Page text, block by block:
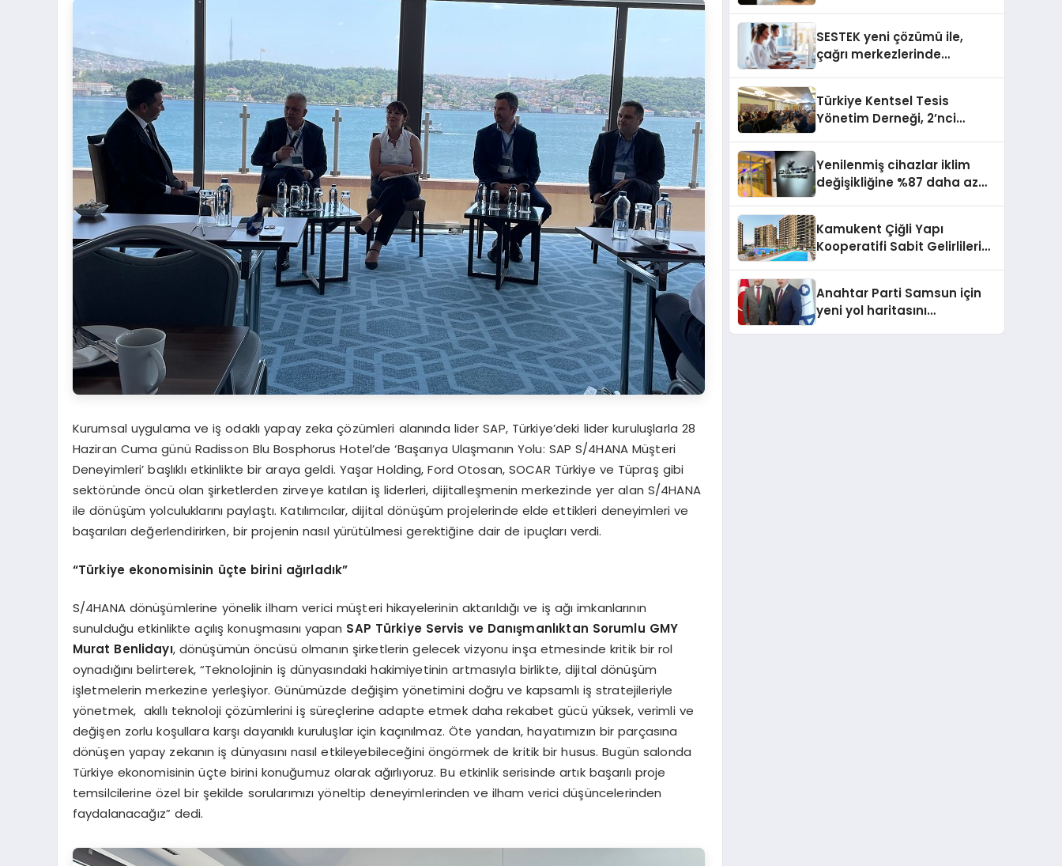
Kurumsal uygulama ve iş odaklı yapay zeka çözümleri alanında lider SAP, Türkiye’deki lider kuruluşlarla 28
Haziran Cuma günü Radisson Blu Bosphorus Hotel’de ‘Başarıya Ulaşmanın Yolu: SAP S/4HANA Müşteri
Deneyimleri’ başlıklı etkinlikte bir araya geldi. Yaşar Holding, Ford Otosan, SOCAR Türkiye ve Tüpraş gibi
sektöründe öncü olan şirketlerden zirveye katılan iş liderleri, dijitalleşmenin merkezinde yer alan S/4HANA
ile dönüşüm yolculuklarını paylaştı. Katılımcılar, dijital dönüşüm projelerinde elde ettikleri deneyimleri ve
başarıları değerlendirirken, bir projenin nasıl yürütülmesi gerektiğine dair de ipuçları verdi.
“Türkiye ekonomisinin üçte birini ağırladık”
S/4HANA dönüşümlerine yönelik ilham verici müşteri hikayelerinin aktarıldığı ve iş ağı imkanlarının
sunulduğu etkinlikte açılış konuşmasını yapan SAP Türkiye Servis ve Danışmanlıktan Sorumlu GMY
Murat Benlidayı, dönüşümün öncüsü olmanın şirketlerin gelecek vizyonu inşa etmesinde kritik bir rol
oynadığını belirterek, “Teknolojinin iş dünyasındaki hakimiyetinin artmasıyla birlikte, dijital dönüşüm
işletmelerin merkezine yerleşiyor. Günümüzde değişim yönetimini doğru ve kapsamlı iş stratejileriyle
yönetmek, akıllı teknoloji çözümlerini iş süreçlerine adapte etmek daha rekabet gücü yüksek, verimli ve
değişen zorlu koşullara karşı dayanıklı kuruluşlar için kaçınılmaz. Öte yandan, hayatımızın bir parçasına
dönüşen yapay zekanın iş dünyasını nasıl etkileyebileceğini öngörmek de kritik bir husus. Bugün salonda
Türkiye ekonomisinin üçte birini konuğumuz olarak ağırlıyoruz. Bu etkinlik serisinde artık başarılı proje
temsilcilerine özel bir şekilde sorularımızı yöneltip deneyimlerinden ve ilham verici düşüncelerinden
faydalanacağız” dedi.
SESTEK yeni çözümü ile,
çağrı merkezlerinde
Türkiye Kentsel Tesis
Yönetim Derneği, 2’nci
Yenilenmiş cihazlar iklim
değişikliğine %87 daha az
Kamukent Çiğli Yapı
Kooperatifi Sabit Gelirlileri
Anahtar Parti Samsun için
yeni yol haritasını